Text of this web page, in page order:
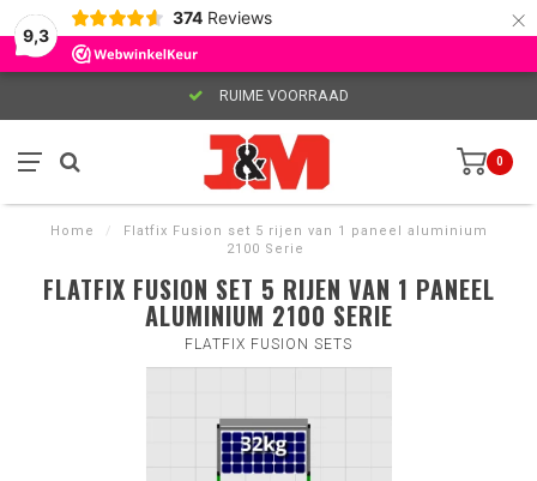
9,3
374 Reviews ×
RUIME VOORRAAD
0
Home /
Flatfix Fusion set 5 rijen van 1 paneel aluminium
2100 Serie
FLATFIX FUSION SET 5 RIJEN VAN 1 PANEEL
ALUMINIUM 2100 SERIE
FLATFIX FUSION SETS